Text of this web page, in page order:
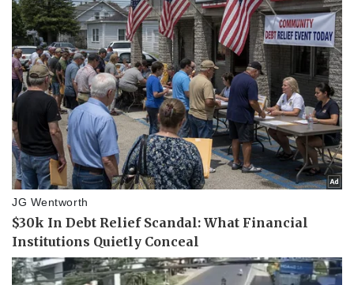
Thể thao
Bóng đá
Lịch thi đấu bóng đá
Thế giới thể thao
eSports
Hậu trường
Ô tô - Xe máy
Ô tô
Xe máy
Tư vấn